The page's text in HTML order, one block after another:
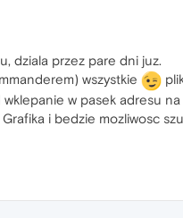
dziala przez pare dni juz.
wszystkie
wklepanie w pasek adresu
i bedzie mozliwosc